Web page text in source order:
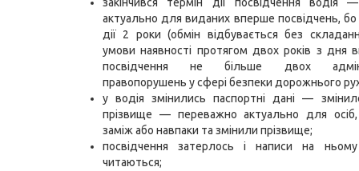
актуально для виданих вперше посвідчень, бо
дії 2 роки (обмін відбувається без
умови наявності протягом двох років з дня
посвідчення не більше двох
правопорушень у сфері безпеки дорожнього
у водія змінились паспортні дані —
прізвище — переважно актуально для
заміж або навпаки та змінили прізвище;
посвідчення затерлось і написи на
читаються;